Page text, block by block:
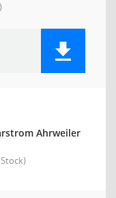
Ahrweiler